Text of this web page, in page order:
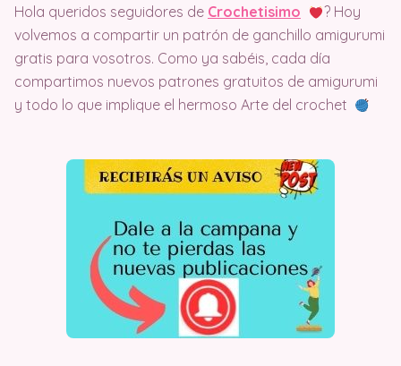
Hola queridos seguidores de Crochetisimo
? Hoy
volvemos a compartir un patrón de ganchillo amigurumi
gratis para vosotros. Como ya sabéis, cada día
compartimos nuevos patrones gratuitos de amigurumi
y todo lo que implique el hermoso Arte del crochet